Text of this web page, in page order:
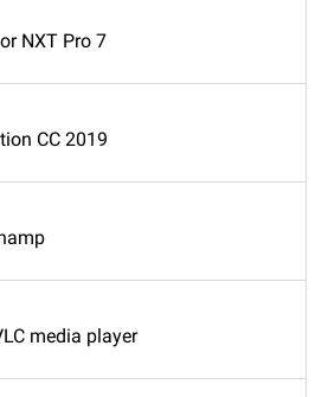
NXT Pro 7
CC 2019
media player